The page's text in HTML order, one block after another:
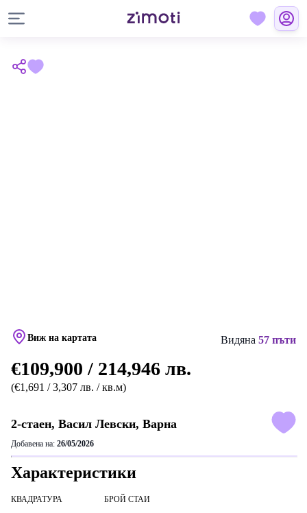
Виж на картата Видяна 57 пъти
€109,900 / 214,946 лв.
(€1,691 / 3,307 лв. / кв.м)
2-стаен, Васил Левски, Варна
Добавена на: 26/05/2026
Характеристики
КВАДРАТУРА БРОЙ СТАИ